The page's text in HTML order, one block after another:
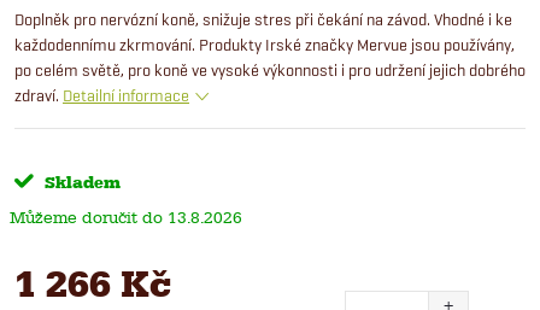
Doplněk pro nervózní koně, snižuje stres při čekání na závod. Vhodné i ke
každodennímu zkrmování. Produkty Irské značky Mervue jsou používány,
po celém světě, pro koně ve vysoké výkonnosti i pro udržení jejich dobrého
zdraví. Detailní informace
Skladem
13.8.2026
1 266 Kč